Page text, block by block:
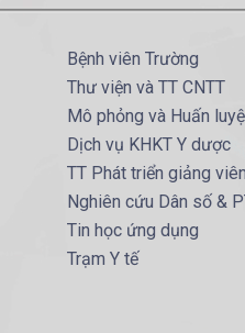
Bệnh viên Trường
Thư viện và TT CNTT
Mô phỏng và Huấn
Dịch vụ KHKT Y dược
TT Phát triển giảng
Nghiên cứu Dân số &
Tin học ứng dụng
Trạm Y tế